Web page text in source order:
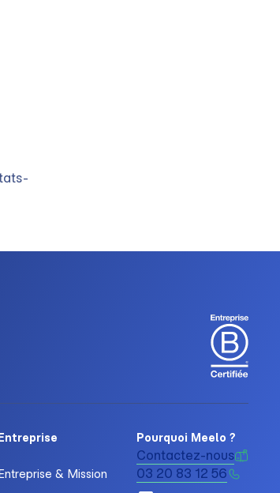
& Mission
Pourquoi Meelo ?
Contactez-nous
03 20 83 12 56